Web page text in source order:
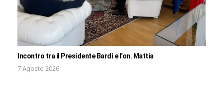
Incontro tra il Presidente Bardi e l’on. Mattia
7 Agosto 2026